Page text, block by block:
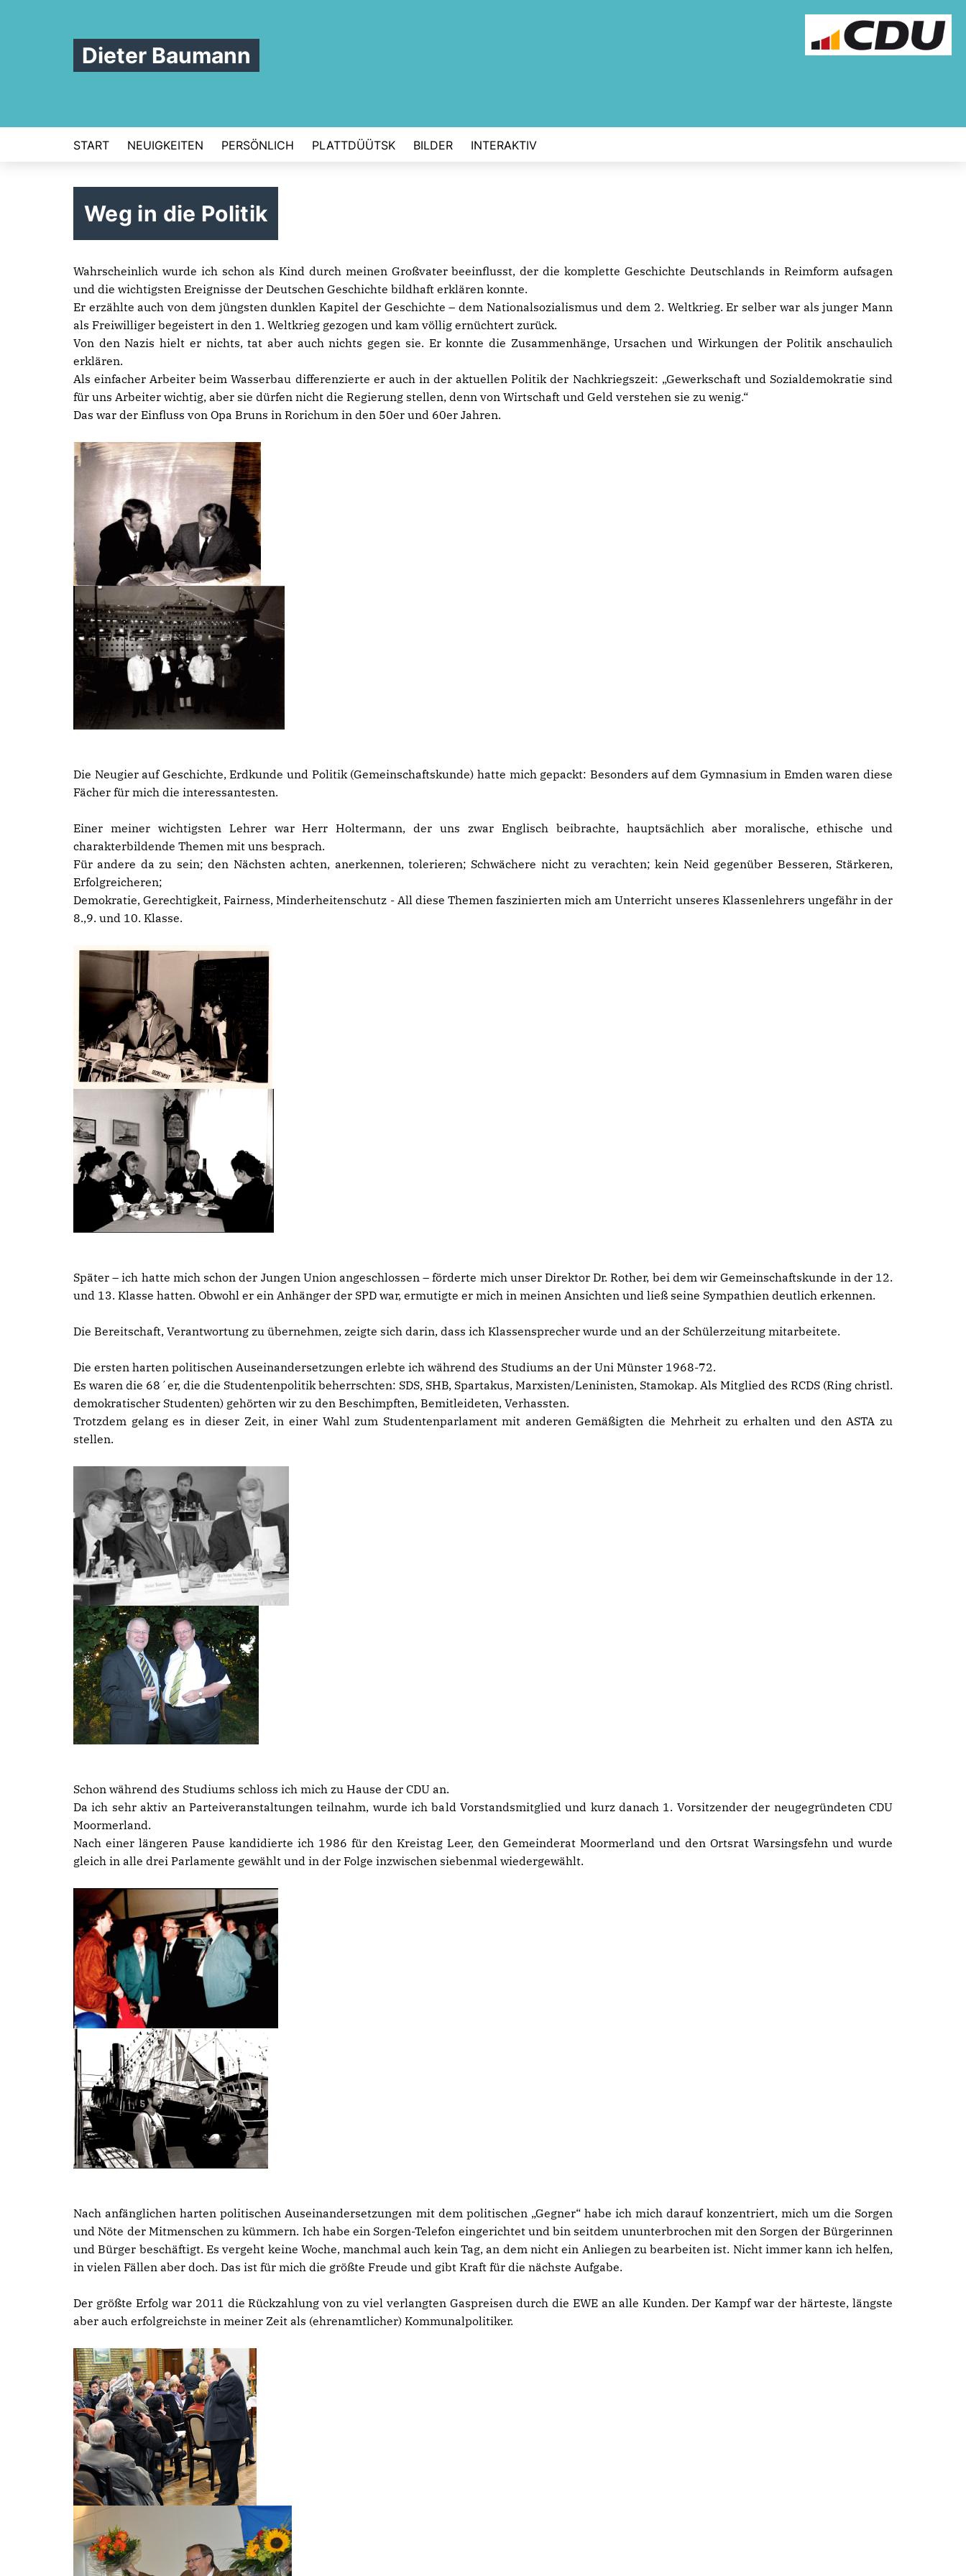
Dieter Baumann
START NEUIGKEITEN PERSÖNLICH PLATTDÜÜTSK BILDER INTERAKTIV
Weg in die Politik
Wahrscheinlich wurde ich schon als Kind durch meinen Großvater beeinflusst, der die komplette Geschichte Deutschlands in Reimform aufsagen
und die wichtigsten Ereignisse der Deutschen Geschichte bildhaft erklären konnte.
Er erzählte auch von dem jüngsten dunklen Kapitel der Geschichte – dem Nationalsozialismus und dem 2. Weltkrieg. Er selber war als junger Mann
als Freiwilliger begeistert in den 1. Weltkrieg gezogen und kam völlig ernüchtert zurück.
Von den Nazis hielt er nichts, tat aber auch nichts gegen sie. Er konnte die Zusammenhänge, Ursachen und Wirkungen der Politik anschaulich
erklären.
Als einfacher Arbeiter beim Wasserbau differenzierte er auch in der aktuellen Politik der Nachkriegszeit: „Gewerkschaft und Sozialdemokratie sind
für uns Arbeiter wichtig, aber sie dürfen nicht die Regierung stellen, denn von Wirtschaft und Geld verstehen sie zu wenig.“
Das war der Einfluss von Opa Bruns in Rorichum in den 50er und 60er Jahren.
Die Neugier auf Geschichte, Erdkunde und Politik (Gemeinschaftskunde) hatte mich gepackt: Besonders auf dem Gymnasium in Emden waren diese
Fächer für mich die interessantesten.
Einer meiner wichtigsten Lehrer war Herr Holtermann, der uns zwar Englisch beibrachte, hauptsächlich aber moralische, ethische und
charakterbildende Themen mit uns besprach.
Für andere da zu sein; den Nächsten achten, anerkennen, tolerieren; Schwächere nicht zu verachten; kein Neid gegenüber Besseren, Stärkeren,
Erfolgreicheren;
Demokratie, Gerechtigkeit, Fairness, Minderheitenschutz - All diese Themen faszinierten mich am Unterricht unseres Klassenlehrers ungefähr in der
8.,9. und 10. Klasse.
Später – ich hatte mich schon der Jungen Union angeschlossen – förderte mich unser Direktor Dr. Rother, bei dem wir Gemeinschaftskunde in der 12.
und 13. Klasse hatten. Obwohl er ein Anhänger der SPD war, ermutigte er mich in meinen Ansichten und ließ seine Sympathien deutlich erkennen.
Die Bereitschaft, Verantwortung zu übernehmen, zeigte sich darin, dass ich Klassensprecher wurde und an der Schülerzeitung mitarbeitete.
Die ersten harten politischen Auseinandersetzungen erlebte ich während des Studiums an der Uni Münster 1968-72.
Es waren die 68´er, die die Studentenpolitik beherrschten: SDS, SHB, Spartakus, Marxisten/Leninisten, Stamokap. Als Mitglied des RCDS (Ring christl.
demokratischer Studenten) gehörten wir zu den Beschimpften, Bemitleideten, Verhassten.
Trotzdem gelang es in dieser Zeit, in einer Wahl zum Studentenparlament mit anderen Gemäßigten die Mehrheit zu erhalten und den ASTA zu
stellen.
Schon während des Studiums schloss ich mich zu Hause der CDU an.
Da ich sehr aktiv an Parteiveranstaltungen teilnahm, wurde ich bald Vorstandsmitglied und kurz danach 1. Vorsitzender der neugegründeten CDU
Moormerland.
Nach einer längeren Pause kandidierte ich 1986 für den Kreistag Leer, den Gemeinderat Moormerland und den Ortsrat Warsingsfehn und wurde
gleich in alle drei Parlamente gewählt und in der Folge inzwischen siebenmal wiedergewählt.
Nach anfänglichen harten politischen Auseinandersetzungen mit dem politischen „Gegner“ habe ich mich darauf konzentriert, mich um die Sorgen
und Nöte der Mitmenschen zu kümmern. Ich habe ein Sorgen-Telefon eingerichtet und bin seitdem ununterbrochen mit den Sorgen der Bürgerinnen
und Bürger beschäftigt. Es vergeht keine Woche, manchmal auch kein Tag, an dem nicht ein Anliegen zu bearbeiten ist. Nicht immer kann ich helfen,
in vielen Fällen aber doch. Das ist für mich die größte Freude und gibt Kraft für die nächste Aufgabe.
Der größte Erfolg war 2011 die Rückzahlung von zu viel verlangten Gaspreisen durch die EWE an alle Kunden. Der Kampf war der härteste, längste
aber auch erfolgreichste in meiner Zeit als (ehrenamtlicher) Kommunalpolitiker.